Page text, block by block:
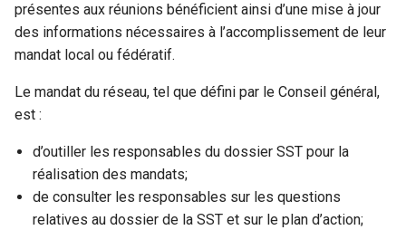
présentes aux réunions bénéficient ainsi d’une mise à jour
des informations nécessaires à l’accomplissement de leur
mandat local ou fédératif.
Le mandat du réseau, tel que défini par le Conseil général,
est :
d’outiller les responsables du dossier SST pour la
réalisation des mandats;
de consulter les responsables sur les questions
relatives au dossier de la SST et sur le plan d’action;